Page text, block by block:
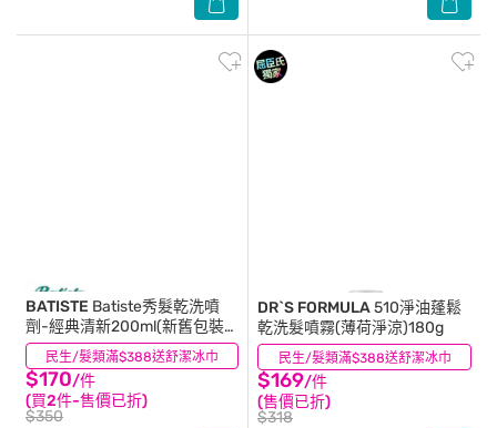
民生/髮類滿$388送舒潔冰巾
BATISTE Batiste秀髮乾洗噴
劑-經典清新200ml(新舊包裝
隨機出貨)
$170/件
(買2件-售價已折)
$350
(27) 民生/髮類滿$388送舒潔冰巾
DR`S FORMULA510淨油蓬鬆
乾洗髮噴霧(薄荷淨涼)180g
$169/件
(售價已折)
$318
(2)